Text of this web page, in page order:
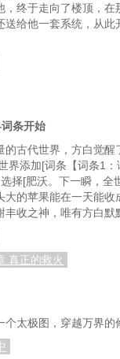
，终于走向了楼顶，在
送给他一套系统，从此
条开始
的古代世界，方白觉醒
界添加[词条【词条1
选择[肥沃。下一瞬，
大的苹果能在一天能收
丰收之神，唯有方白默
真正的救火
个太极图，穿越万界的